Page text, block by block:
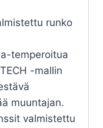
runko
temperoitua
-mallin
muuntajan.
valmistettu